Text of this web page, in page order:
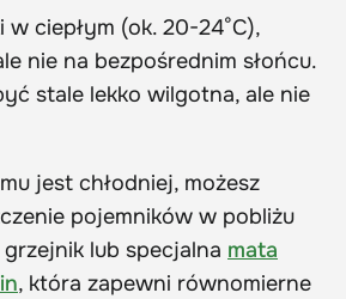
ciepłym (ok. 20-24°C),
nie na bezpośrednim słońcu.
stale lekko wilgotna, ale nie
jest chłodniej, możesz
pojemników w pobliżu
grzejnik lub specjalna mata
, która zapewni równomierne